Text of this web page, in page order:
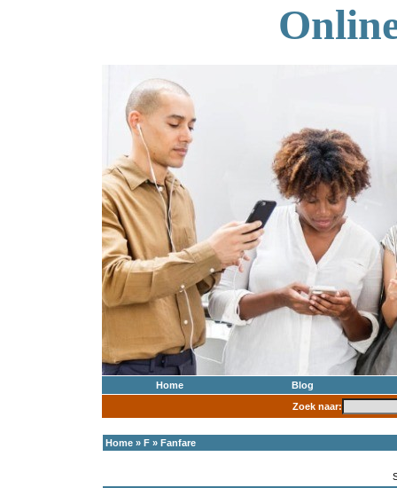
Home
Blog
Zoek naar:
Home » F » Fanfare